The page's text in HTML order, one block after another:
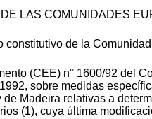
DE LAS COMUNIDADES
constitutivo de la
(CEE) n° 1600/92 del
sobre medidas
de Madeira relativas a
(1), cuya última